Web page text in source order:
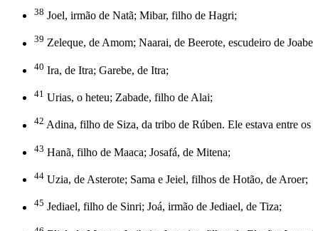
38 Joel, irmão de Natã; Mibar, filho de Hagri;
39 Zeleque, de Amom; Naarai, de Beerote, escudeiro de
40 Ira, de Itra; Garebe, de Itra;
41 Urias, o heteu; Zabade, filho de Alai;
42 Adina, filho de Siza, da tribo de Rúben. Ele estava entre
43 Hanã, filho de Maaca; Josafá, de Mitena;
44 Uzia, de Asterote; Sama e Jeiel, filhos de Hotão, de Aroer;
45 Jediael, filho de Sinri; Joá, irmão de Jediael, de Tiza;